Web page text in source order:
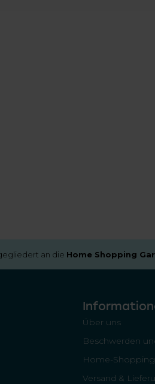
an die Home Shopping
Über uns
Beschwerden
Home-
Versand &